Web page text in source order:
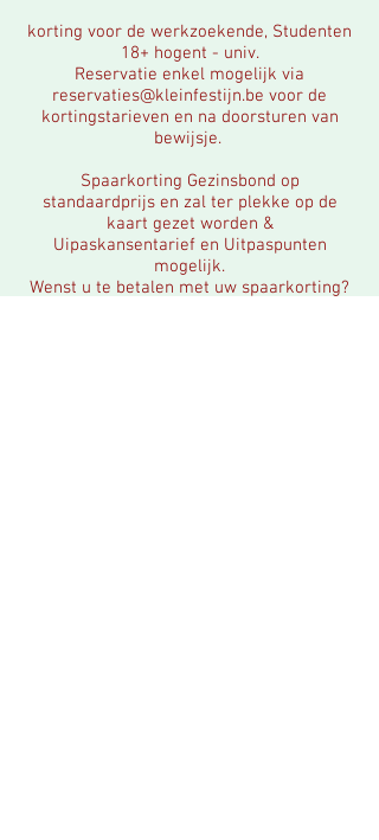
korting voor de werkzoekende, Studenten
18+ hogent - univ.
Reservatie enkel mogelijk via
reservaties@kleinfestijn.be voor de
kortingstarieven en na doorsturen van
bewijsje.
Spaarkorting Gezinsbond op
standaardprijs en zal ter plekke op de
kaart gezet worden &
Uipaskansentarief en Uitpaspunten
mogelijk.
Wenst u te betalen met uw spaarkorting?